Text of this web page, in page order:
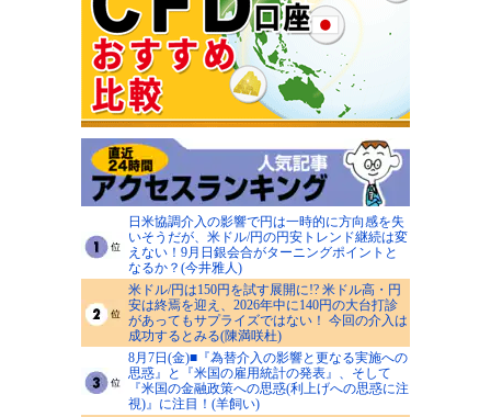
日米協調介入の影響で円は一時的に方向感を失
いそうだが、米ドル/円の円安トレンド継続は変
えない！9月日銀会合がターニングポイントと
なるか？(今井雅人)
米ドル/円は150円を試す展開に!? 米ドル高・円
安は終焉を迎え、2026年中に140円の大台打診
があってもサプライズではない！ 今回の介入は
成功するとみる(陳満咲杜)
8月7日(金)■『為替介入の影響と更なる実施への
思惑』と『米国の雇用統計の発表』、そして
『米国の金融政策への思惑(利上げへの思惑に注
視)』に注目！(羊飼い)